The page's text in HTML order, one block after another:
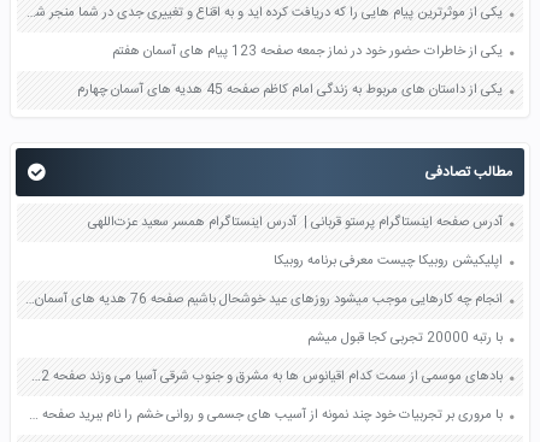
یکی از موثرترین پیام هایی را که دریافت کرده اید و به اقناع و تغییری جدی در شما منجر شده است برسی کنید و علت این تاثیر گذاری قابل توجه را بنویسید صفحه 52 تفکر و سواد رسانه ای دهم
یکی از خاطرات حضور خود در نماز جمعه صفحه 123 پیام های آسمان هفتم
یکی از داستان های مربوط به زندگی امام کاظم صفحه 45 هدیه های آسمان چهارم
مطالب تصادفی
آدرس صفحه اینستاگرام پرستو قربانی | آدرس اینستاگرام همسر سعید عزت‌اللهی
اپلیکیشن روبیکا چیست معرفی برنامه روبیکا
انجام چه کارهایی موجب میشود روزهای عید خوشحال باشیم صفحه 76 هدیه های آسمان ششم
با رتبه 20000 تجربی کجا قبول میشم
بادهای موسمی از سمت کدام اقیانوس ها به مشرق و جنوب شرقی آسیا می وزند صفحه 112 مطالعات اجتماعی هشتم
با مروری بر تجربیات خود چند نمونه از آسیب های جسمی و روانی خشم را نام ببرید صفحه 97 کتاب تفکر و سبک زندگی هفتم